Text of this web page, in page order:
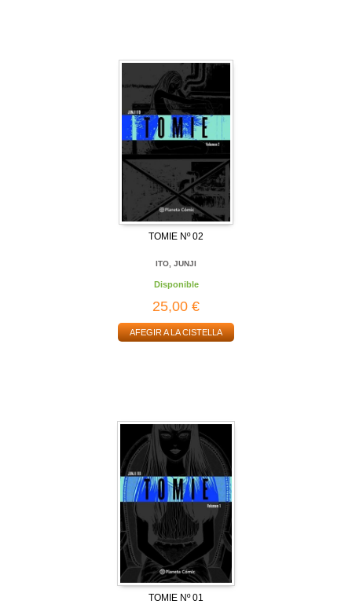
TOMIE Nº 02
ITO, JUNJI
Disponible
25,00 €
AFEGIR A LA CISTELLA
TOMIE Nº 01